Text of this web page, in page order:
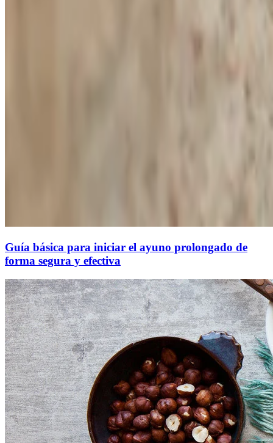
Guía básica para iniciar el ayuno prolongado de
forma segura y efectiva